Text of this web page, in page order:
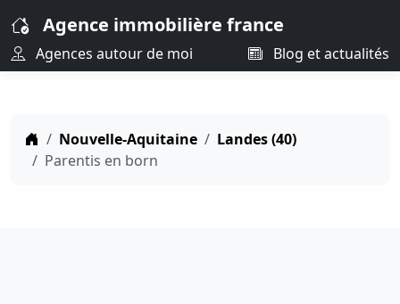
Agence immobilière france
Agences autour de moi Blog et actualités
Nouvelle-Aquitaine
Landes (40)
Parentis en born